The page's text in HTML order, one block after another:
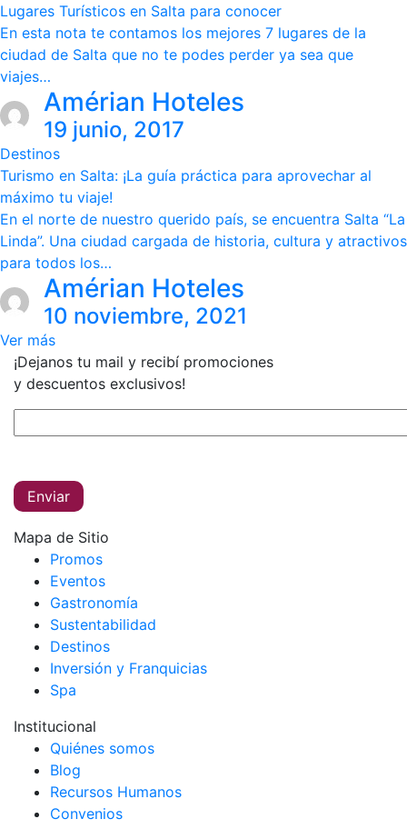
Lugares Turísticos en Salta para conocer
En esta nota te contamos los mejores 7 lugares de la
ciudad de Salta que no te podes perder ya sea que
viajes…
Amérian Hoteles
19 junio, 2017
Destinos
Turismo en Salta: ¡La guía práctica para aprovechar al
máximo tu viaje!
En el norte de nuestro querido país, se encuentra Salta “La
Linda”. Una ciudad cargada de historia, cultura y atractivos
para todos los…
Amérian Hoteles
10 noviembre, 2021
Ver más
¡Dejanos tu mail y recibí promociones
y descuentos exclusivos!
Mapa de Sitio
Promos
Eventos
Gastronomía
Sustentabilidad
Destinos
Inversión y Franquicias
Spa
Institucional
Quiénes somos
Blog
Recursos Humanos
Convenios